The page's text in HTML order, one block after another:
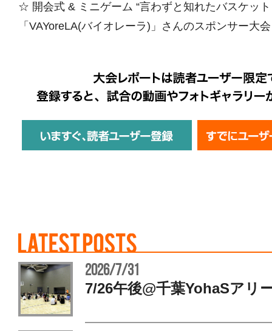
☆ 開会式 & ミニゲーム “言わずと知れたバスケッ
「VAYoreLA(バイオレーラ)」さんのスポンサー大
2026/7/31
7/26午後@千葉YohaSア